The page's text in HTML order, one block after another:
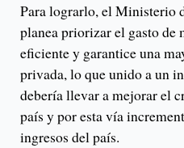
Para lograrlo, el Ministerio
planea priorizar el gasto de
eficiente y garantice una
privada, lo que unido a un
debería llevar a mejorar el
país y por esta vía
ingresos del país.